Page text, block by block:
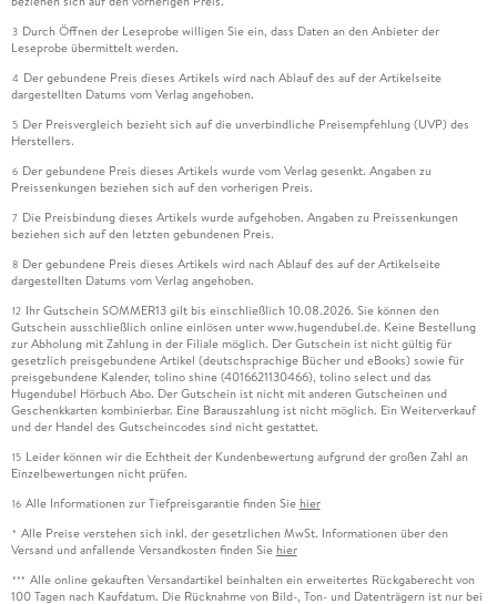
3 Durch Öffnen der Leseprobe willigen Sie ein, dass Daten an den Anbieter der
Leseprobe übermittelt werden.
4 Der gebundene Preis dieses Artikels wird nach Ablauf des auf der Artikelseite
dargestellten Datums vom Verlag angehoben.
5 Der Preisvergleich bezieht sich auf die unverbindliche Preisempfehlung (UVP) des
Herstellers.
6 Der gebundene Preis dieses Artikels wurde vom Verlag gesenkt. Angaben zu
Preissenkungen beziehen sich auf den vorherigen Preis.
7 Die Preisbindung dieses Artikels wurde aufgehoben. Angaben zu Preissenkungen
beziehen sich auf den letzten gebundenen Preis.
8 Der gebundene Preis dieses Artikels wird nach Ablauf des auf der Artikelseite
dargestellten Datums vom Verlag angehoben.
12 Ihr Gutschein SOMMER13 gilt bis einschließlich 10.08.2026. Sie können den
Gutschein ausschließlich online einlösen unter www.hugendubel.de. Keine Bestellung
zur Abholung mit Zahlung in der Filiale möglich. Der Gutschein ist nicht gültig für
gesetzlich preisgebundene Artikel (deutschsprachige Bücher und eBooks) sowie für
preisgebundene Kalender, tolino shine (4016621130466), tolino select und das
Hugendubel Hörbuch Abo. Der Gutschein ist nicht mit anderen Gutscheinen und
Geschenkkarten kombinierbar. Eine Barauszahlung ist nicht möglich. Ein Weiterverkauf
und der Handel des Gutscheincodes sind nicht gestattet.
15 Leider können wir die Echtheit der Kundenbewertung aufgrund der großen Zahl an
Einzelbewertungen nicht prüfen.
16 Alle Informationen zur Tiefpreisgarantie finden Sie hier
* Alle Preise verstehen sich inkl. der gesetzlichen MwSt. Informationen über den
Versand und anfallende Versandkosten finden Sie hier
*** Alle online gekauften Versandartikel beinhalten ein erweitertes Rückgaberecht von
100 Tagen nach Kaufdatum. Die Rücknahme von Bild-, Ton- und Datenträgern ist nur bei